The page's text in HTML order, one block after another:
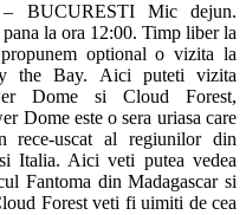
BUCURESTI Mic dejun.
la ora 12:00. Timp liber la
optional o vizita la
the Bay. Aici puteti vizita
Dome si Cloud Forest,
Dome este o sera uriasa care
rece-uscat al regiunilor din
Italia. Aici veti putea vedea
Fantoma din Madagascar si
Forest veti fi uimiti de cea